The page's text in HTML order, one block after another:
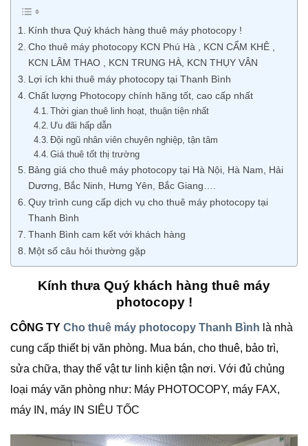
Kính thưa Quý khách hàng thuê máy photocopy !
Cho thuê máy photocopy KCN Phú Hà , KCN CẨM KHÊ ,
KCN LÂM THAO , KCN TRUNG HÀ, KCN THỤY VÂN
Lợi ích khi thuê máy photocopy tại Thanh Bình
Chất lượng Photocopy chính hãng tốt, cao cấp nhất
Thời gian thuê linh hoạt, thuận tiện nhất
Ưu đãi hấp dẫn
Đội ngũ nhân viên chuyên nghiệp, tận tâm
Giá thuê tốt thị trường
Bảng giá cho thuê máy photocopy tại Hà Nội, Hà Nam, Hải
Dương, Bắc Ninh, Hưng Yên, Bắc Giang….
Quy trình cung cấp dịch vụ cho thuê máy photocopy tại
Thanh Bình
Thanh Bình cam kết với khách hàng
Một số câu hỏi thường gặp
Kính thưa Quý khách hàng thuê máy
photocopy !
CÔNG TY Cho thuê máy photocopy Thanh Bình là nhà
cung cấp thiết bị văn phòng. Mua bán, cho thuê, bảo trì,
sửa chữa, thay thế vật tư linh kiện tận nơi. Với đủ chủng
loại máy văn phòng như: Máy PHOTOCOPY, máy FAX,
máy IN, máy IN SIÊU TỐC